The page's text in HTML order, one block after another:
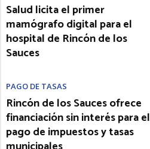
Salud licita el primer
mamógrafo digital para el
hospital de Rincón de los
Sauces
PAGO DE TASAS
Rincón de los Sauces ofrece
financiación sin interés para el
pago de impuestos y tasas